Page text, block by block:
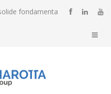
fondamenta